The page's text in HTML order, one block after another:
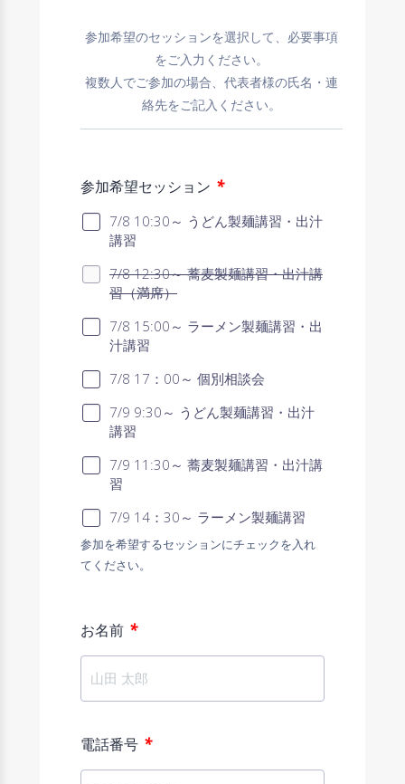
参加希望のセッションを選択して、必要事項
をご入力ください。
複数人でご参加の場合、代表者様の氏名・連
絡先をご記入ください。
参加希望セッション *
7/8 10:30～ うどん製麺講習・出汁
講習
7/8 12:30～ 蕎麦製麺講習・出汁講
習（満席）
7/8 15:00～ ラーメン製麺講習・出
汁講習
7/8 17：00～ 個別相談会
7/9 9:30～ うどん製麺講習・出汁
講習
7/9 11:30～ 蕎麦製麺講習・出汁講
習
7/9 14：30～ ラーメン製麺講習
参加を希望するセッションにチェックを入れ
てください。
お名前 *
電話番号 *